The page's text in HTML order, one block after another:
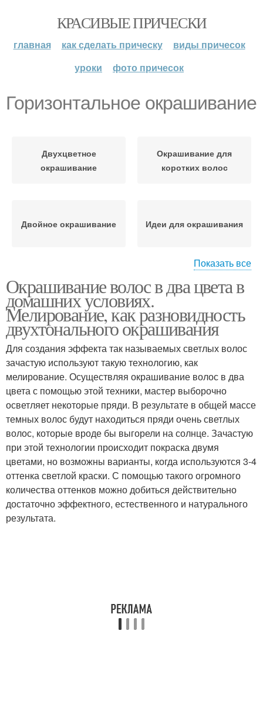
КРАСИВЫЕ ПРИЧЕСКИ
главная как сделать прическу
виды причесок
уроки
фото причесок
Горизонтальное окрашивание
Двухцветное
окрашивание
Окрашивание для
коротких волос
Двойное окрашивание Идеи для окрашивания
окрашиванием
Показать все
Окрашивание волос в два цвета в
домашних условиях.
Мелирование, как разновидность
двухтонального окрашивания
Для создания эффекта так называемых светлых волос
зачастую используют такую технологию, как
мелирование. Осуществляя окрашивание волос в два
цвета с помощью этой техники, мастер выборочно
осветляет некоторые пряди. В результате в общей массе
темных волос будут находиться пряди очень светлых
волос, которые вроде бы выгорели на солнце. Зачастую
при этой технологии происходит покраска двумя
цветами, но возможны варианты, когда используются 3-4
оттенка светлой краски. С помощью такого огромного
количества оттенков можно добиться действительно
достаточно эффектного, естественного и натурального
результата.